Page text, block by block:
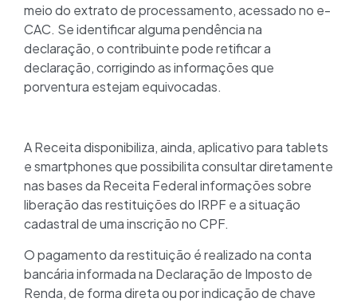
meio do extrato de processamento, acessado no e-
CAC. Se identificar alguma pendência na
declaração, o contribuinte pode retificar a
declaração, corrigindo as informações que
porventura estejam equivocadas.
A Receita disponibiliza, ainda, aplicativo para tablets
e smartphones que possibilita consultar diretamente
nas bases da Receita Federal informações sobre
liberação das restituições do IRPF e a situação
cadastral de uma inscrição no CPF.
O pagamento da restituição é realizado na conta
bancária informada na Declaração de Imposto de
Renda, de forma direta ou por indicação de chave